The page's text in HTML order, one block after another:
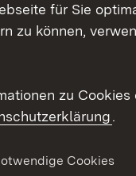
für Sie
zu können,
zu Cookies
.
Cookies